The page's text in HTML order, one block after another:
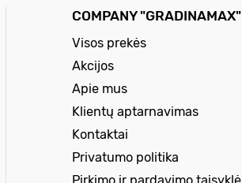
COMPANY "GRADINAMAX"
Visos prekės
Akcijos
Apie mus
Klientų aptarnavimas
Kontaktai
Privatumo politika